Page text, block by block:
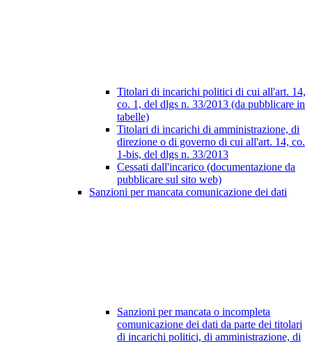
Titolari di incarichi politici di cui all'art. 14,
co. 1, del dlgs n. 33/2013 (da pubblicare in
tabelle)
Titolari di incarichi di amministrazione, di
direzione o di governo di cui all'art. 14, co.
1-bis, del dlgs n. 33/2013
Cessati dall'incarico (documentazione da
pubblicare sul sito web)
Sanzioni per mancata comunicazione dei dati
Sanzioni per mancata o incompleta
comunicazione dei dati da parte dei titolari
di incarichi politici, di amministrazione, di